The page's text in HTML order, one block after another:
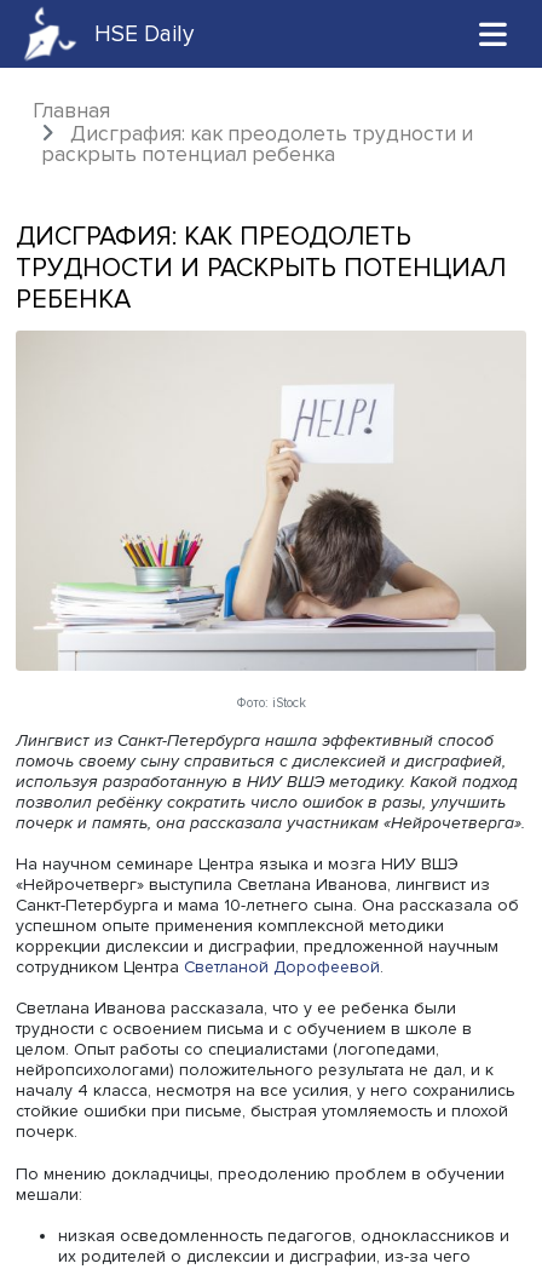
HSE Daily
Главная
Дисграфия: как преодолеть трудности
ДИСГРАФИЯ: КАК ПРЕОДОЛЕТЬ
ТРУДНОСТИ И РАСКРЫТЬ
РЕБЕНКА
Фото: iStock
помочь своему сыну справиться с дислексией и
используя разработанную в НИУ ВШЭ методику. Какой
позволил ребёнку сократить число ошибок в разы,
почерк и память, она рассказала участникам
«Нейрочетверг» выступила Светлана Иванова, лингвист
Санкт-Петербурга и мама 10-летнего сына. Она
успешном опыте применения комплексной методики
коррекции дислексии и дисграфии, предложенной
сотрудником ЦентраСветланой Дорофеевой .
трудности с освоением письма и с обучением в школе в
целом. Опыт работы со специалистами (логопедами,
нейропсихологами) положительного результата не дал,
началу 4 класса, несмотря на все усилия, у него